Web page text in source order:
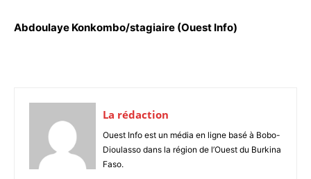
Abdoulaye Konkombo/stagiaire (Ouest Info)
La rédaction
Ouest Info est un média en ligne basé à Bobo-
Dioulasso dans la région de l’Ouest du Burkina
Faso.